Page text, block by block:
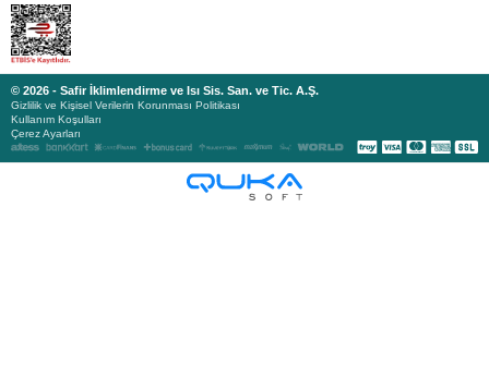
© 2026 - Safir İklimlendirme ve Isı Sis. San. ve Tic. A.Ş.
Gizlilik ve Kişisel Verilerin Korunması Politikası
Kullanım Koşulları
Çerez Ayarları